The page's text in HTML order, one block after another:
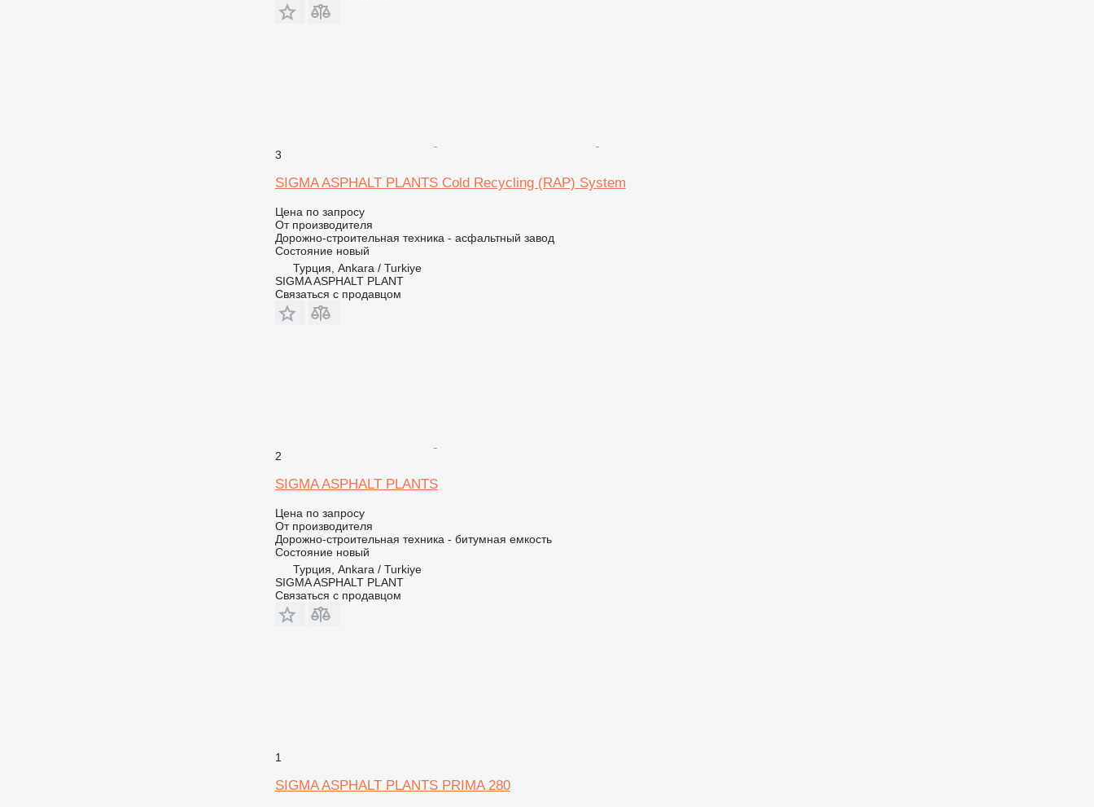
3
SIGMA ASPHALT PLANTS Cold Recycling (RAP) System
Цена по запросу
От производителя
Дорожно-строительная техника - асфальтный завод
Состояниеновый
Турция, Ankara / Turkiye
SIGMA ASPHALT PLANT
Связаться с продавцом
2
SIGMA ASPHALT PLANTS
Цена по запросу
От производителя
Дорожно-строительная техника - битумная емкость
Состояниеновый
Турция, Ankara / Turkiye
SIGMA ASPHALT PLANT
Связаться с продавцом
1
SIGMA ASPHALT PLANTS PRIMA 280